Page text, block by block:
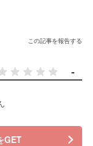
この記事を報告する
-
GET